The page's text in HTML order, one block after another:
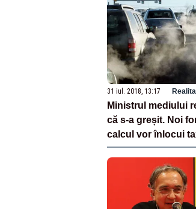
31 iul. 2018, 13:17
Ministrul mediului
că s-a greșit. Noi
calcul vor înlocui